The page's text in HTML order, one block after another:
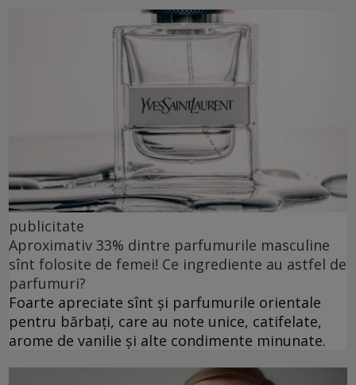
publicitate
Aproximativ 33% dintre parfumurile masculine
sînt folosite de femei! Ce ingrediente au astfel de
parfumuri?
Foarte apreciate sînt și parfumurile orientale
pentru bărbați, care au note unice, catifelate,
arome de vanilie și alte condimente minunate.